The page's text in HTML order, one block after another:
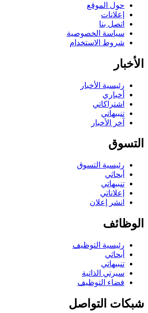
حول الموقع
إعلانات
اتصل بنا
سياسة الخصوصية
شروط الاستخدام
الأخبار
رئيسية الأخبار
أخباري
اشتراكاتي
تنبيهاتي
آخر الأخبار
التسوق
رئيسية التسوق
أبحاثي
تنبيهاتي
إعلاناتي
انشر إعلان
الوظائف
رئيسية التوظيف
أبحاثي
تنبيهاتي
سيرتي الذاتية
فضاء التوظيف
شبكات التواصل